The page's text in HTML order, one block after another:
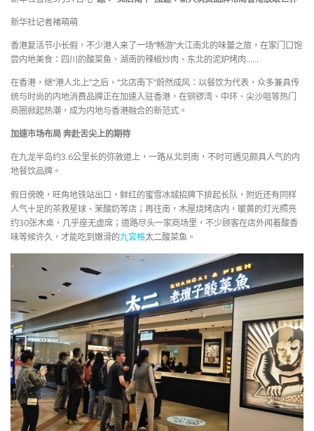
新华社记者褚萌萌
香港复活节小长假，不少港人来了一场“畅游”大江南北的味蕾之旅，在家门口饱
尝内地美食：四川的酸菜鱼、湖南的辣椒炒肉、东北的泥炉烤肉……
在香港，继“港人北上”之后，“北店南下”蔚然成风：以餐饮为代表，众多兼具传
统与时尚的内地消费品牌正在加速入驻香港，在铜锣湾、中环、尖沙咀等热门
商圈掀起热潮，成为内地与香港融合的新范式。
加速市场布局 奔赴舌尖上的期待
在九龙半岛约3.6公里长的弥敦道上，一路从北到南，不时可遇见颇具人气的内
地餐饮品牌。
假日傍晚，旺角地铁站出口，鲜红的蜜雪冰城招牌下排起长队，附近还有同样
人气十足的茶救星球、茉酸奶等店；再往南，木屋烧烤店内，暖黄的灯光照亮
约30张木桌，几乎座无虚席；道路尽头一家商场里，不少顾客在店外闻着酸香
味等候许久，才能吃到嫩滑的九宮格太二酸菜鱼。